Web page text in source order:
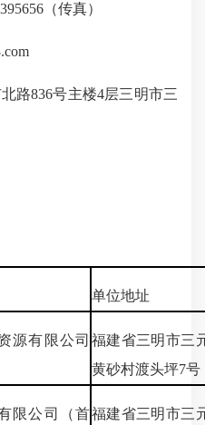
（传真）
路836号主楼4层三明市三
单位地址
源有限公司 福建省三明市三
黄砂村渡头坪7号
限公司（首福建省三明市三